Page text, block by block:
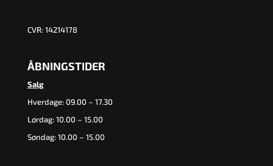
CVR: 14214178
ÅBNINGSTIDER
Salg
Hverdage: 09.00 – 17.30
Lørdag: 10.00 – 15.00
Søndag: 10.00 – 15.00